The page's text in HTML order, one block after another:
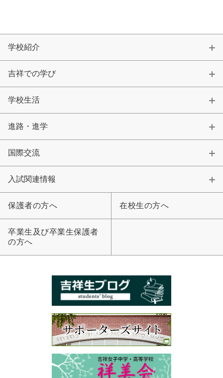
学校紹介
吉祥での学び
学校生活
進路・進学
国際交流
入試関連情報
保護者の方へ 在校生の方へ
卒業生及び卒業生保護者
の方へ